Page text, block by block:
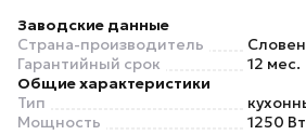
Заводские данные
Страна-производитель
Гарантийный срок
12 мес.
Общие характеристики
Тип
Мощность
1250 Вт